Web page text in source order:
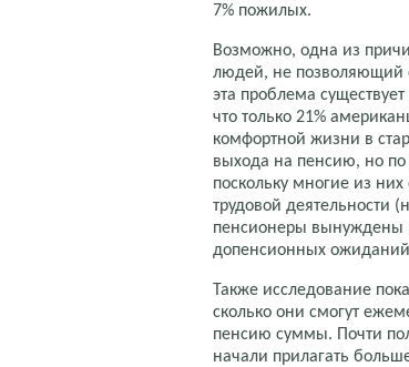
7% пожилых.
Возможно, одна из
людей, не позволяющий
эта проблема
что только 21%
комфортной жизни в
выхода на пенсию, но по
поскольку многие из
трудовой деятельности
пенсионеры вынуждены
допенсионных
Также исследование
сколько они смогут
пенсию суммы. Почти
начали прилагать